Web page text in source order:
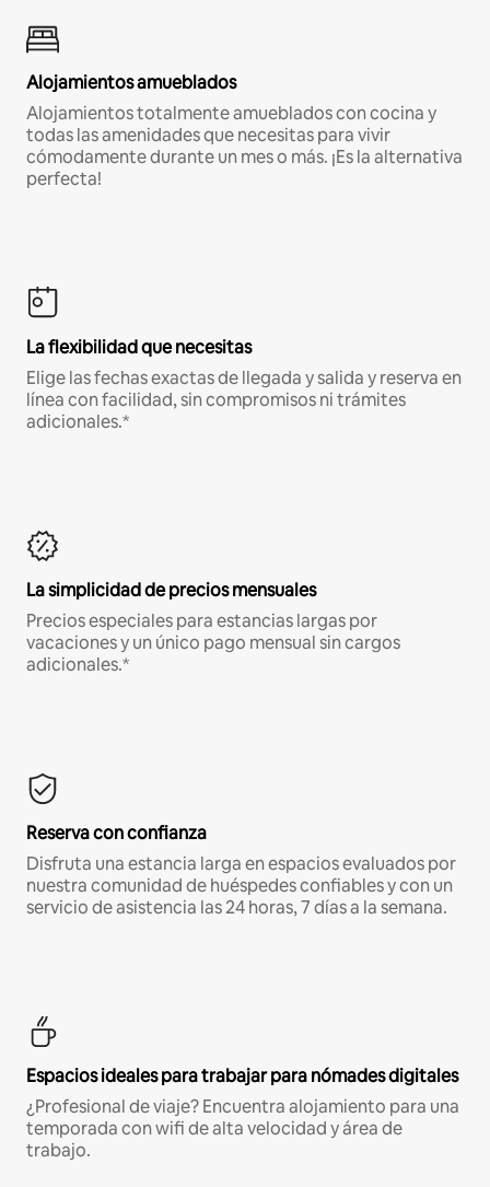
Alojamientos amueblados
Alojamientos totalmente amueblados con cocina y
todas las amenidades que necesitas para vivir
cómodamente durante un mes o más. ¡Es la alternativa
perfecta!
La flexibilidad que necesitas
Elige las fechas exactas de llegada y salida y reserva en
línea con facilidad, sin compromisos ni trámites
adicionales.*
La simplicidad de precios mensuales
Precios especiales para estancias largas por
vacaciones y un único pago mensual sin cargos
adicionales.*
Reserva con confianza
Disfruta una estancia larga en espacios evaluados por
nuestra comunidad de huéspedes confiables y con un
servicio de asistencia las 24 horas, 7 días a la semana.
Espacios ideales para trabajar para nómades digitales
¿Profesional de viaje? Encuentra alojamiento para una
temporada con wifi de alta velocidad y área de
trabajo.